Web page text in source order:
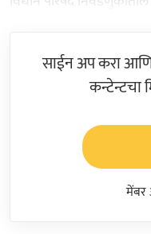
साईन अप करा
कन्टेन्टचा